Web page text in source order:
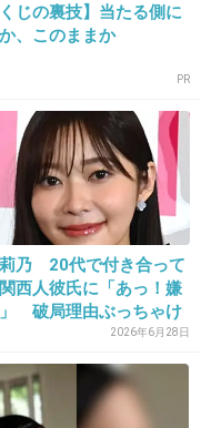
-9
的な１位は渡辺
くじの裏技】当たる側に
、このままか
PR
乃 20代で付き合って
西人彼氏に「あっ！嫌
破局理由ぶっちゃけ
2026年6月28日